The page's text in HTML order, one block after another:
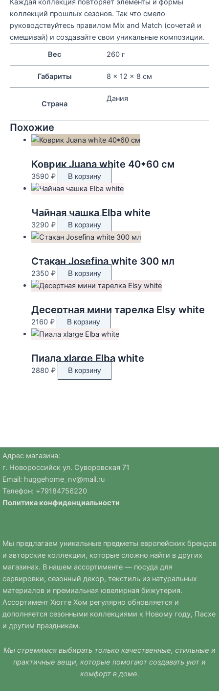
Каждая коллекция повторяет элементы и формы
коллекций прошлых сезонов. Так что смело
руководствуйтесь правилом Mix and Match (сочетай и
смешивай) и создавайте свои уникальные композиции.
Вес
260 г
Габариты 8 × 12 × 8 см
Страна
Дания
Похожие
Коврик Juana white 40*60 см
3590 ₽ В корзину
Чайная чашка Elba white
3290 ₽ В корзину
Стакан Josefina white 300 мл
2350 ₽ В корзину
Десертная мини тарелка Elsy white
2160 ₽ В корзину
Пиала xlarge Elba white
2880 ₽ В корзину
Адрес магазина:
г. Новороссийск ул. Суворовская 71
Email: huggehome_nv@mail.ru
Телефон: +79184756220
Политика конфиденциальности
Мы предлагаем уникальные предметы европейских брендов
и авторские коллекции, которые сложно найти в других
магазинах. В нашем ассортименте — посуда для
сервировки, сезонный декор, текстиль из натуральных
материалов и премиальная ювелирная бижутерия.
Ассортимент Хюгге Хом регулярно обновляется и
дополняется сезонными коллекциями к Новому году, Пасхе
и другим праздникам.
Мы стремимся выбирать только качественные, стильные и
практичные вещи, которые помогают создавать уют и
комфорт в доме.